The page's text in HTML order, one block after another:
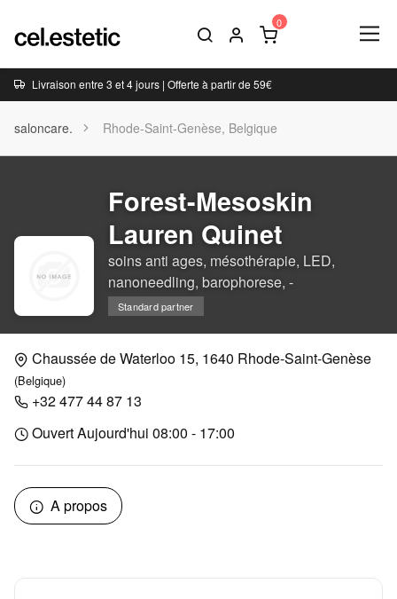
Livraison entre 3 et 4 jours | Offerte à partir de 59€
saloncare. Rhode-Saint-Genèse, Belgique
Forest-Mesoskin
Lauren Quinet
soins anti ages, mésothérapie, LED,
nanoneedling, barophorese, -
Standard partner
Chaussée de Waterloo 15, 1640 Rhode-Saint-Genèse
(Belgique)
+32 477 44 87 13
Ouvert Aujourd'hui 08:00 - 17:00
A propos